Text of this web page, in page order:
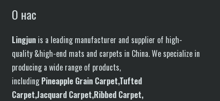
О нас
Lingjun is a leading manufacturer and supplier of high-
quality &high-end mats and carpets in China. We specialize in
producing a wide range of products,
includingPineapple Grain Carpet,Tufted
Carpet,Jacquard Carpet,Ribbed Carpet,